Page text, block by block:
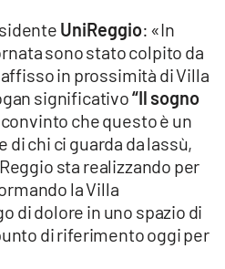
UniReggio: «In
sono stato colpito da
in prossimità di Villa
significativo“Il sogno
che questo è un
chi ci guarda da lassù,
sta realizzando per
la Villa
di dolore in uno spazio di
di riferimento oggi per